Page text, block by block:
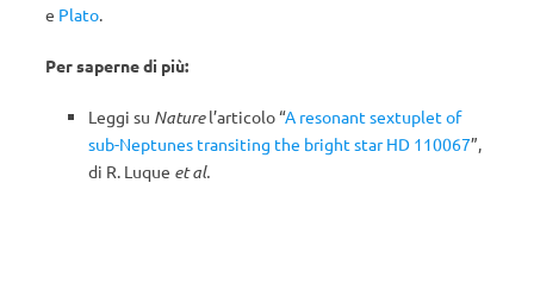
e Plato.
Per saperne di più:
Leggi su Naturel’articolo “A resonant sextuplet of
sub-Neptunes transiting the bright star HD 110067”,
di R. Luque et al.